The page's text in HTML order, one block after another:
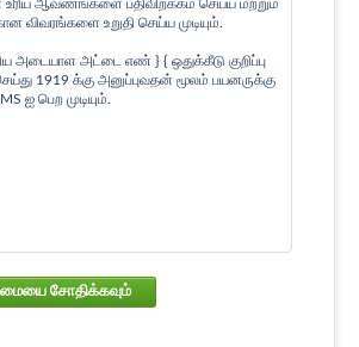
உரிய ஆவணங்களை பதிவிறக்கம் செய்ய மற்றும்
விவரங்களை உறுதி செய்ய முடியும்.
அடையாள அட்டை எண் } { ஒதுக்கீடு குறிப்பு
1919 க்கு அனுப்புவதன் மூலம் பயனருக்கு
ஐ பெற முடியும்.
ஒதுக்கீடு நிலமையை சோதிக்கவும்